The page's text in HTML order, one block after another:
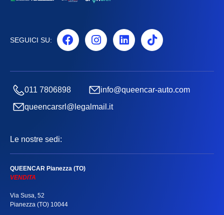
SEGUICI SU:
011 7806898
info@queencar-auto.com
queencarsrl@legalmail.it
Le nostre sedi:
QUEENCAR Pianezza (TO)
VENDITA
Via Susa, 52
Pianezza (TO) 10044